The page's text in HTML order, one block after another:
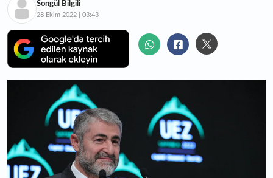
Songül Bilgili
28 Ekim 2022 | 03:43